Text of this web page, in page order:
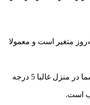
متغیر است و معمولا
– فشار خون اندازه گیری شده توسط شما در منزل غالبا 5 درجه
است.